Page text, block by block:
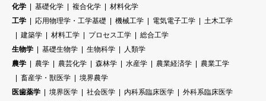
化学
基礎化学 複合化学
材料化学
工学
応用物理学・工学基礎 機械工学 電気電子工学
土木工学
建築学
材料工学 プロセス工学
総合工学
生物学
基礎生物学 生物科学
人類学
農学
農学 農芸化学 森林学 水産学 農業経済学
農業工学
畜産学・獣医学
境界農学
医歯薬学
境界医学 社会医学 内科系臨床医学
外科系臨床医学